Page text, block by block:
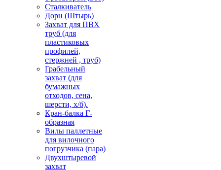
Сталкиватель
Дорн (Штырь)
Захват для ПВХ
труб (для
пластиковых
профилей,
стержней , труб)
Грабельный
захват (для
бумажных
отходов, сена,
шерсти, х/б).
Кран-балка Г-
образная
Вилы паллетные
для вилочного
погрузчика (пара)
Двухштыревой
захват